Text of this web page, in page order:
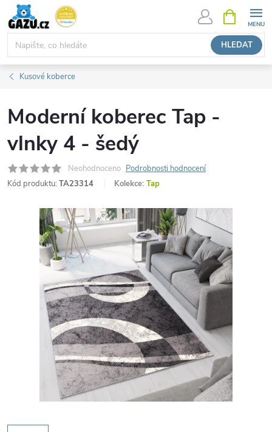
Přejít
obsah
HLEDAT
NÁKUPNÍ
KOŠÍK
Kusové koberce
Moderní koberec Tap -
vlnky 4 - šedý
Neohodnoceno Podrobnosti hodnocení
Kód produktu: TA23314 Kolekce: Tap